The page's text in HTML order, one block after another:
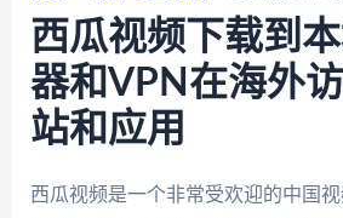
西瓜视频下载到
器和VPN在海外
站和应用
西瓜视频是一个非常受欢迎的中国